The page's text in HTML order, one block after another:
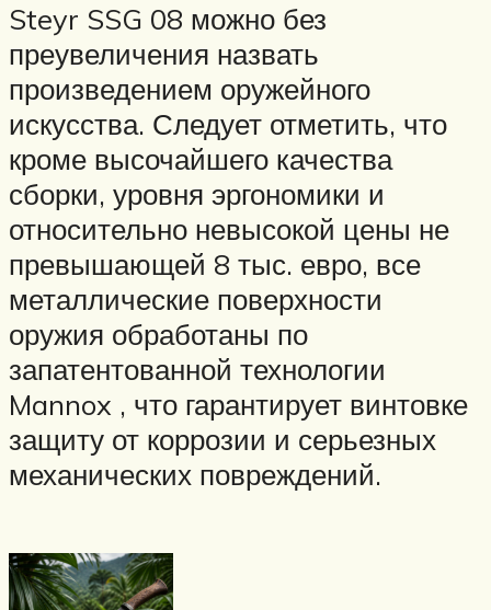
Steyr SSG 08 можно без
преувеличения назвать
произведением оружейного
искусства. Следует отметить, что
кроме высочайшего качества
сборки, уровня эргономики и
относительно невысокой цены не
превышающей 8 тыс. евро, все
металлические поверхности
оружия обработаны по
запатентованной технологии
Mannox , что гарантирует винтовке
защиту от коррозии и серьезных
механических повреждений.